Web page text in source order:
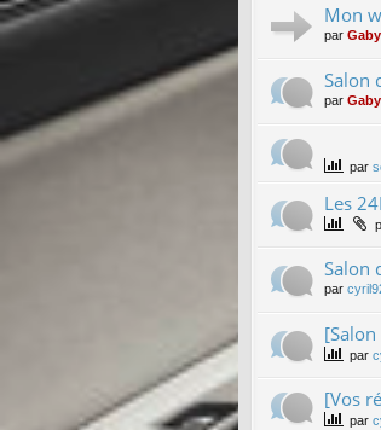
Mon
par Gaby
Salon
par Gaby
par
Les
Salon
par
par
[Vos
par